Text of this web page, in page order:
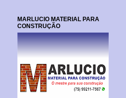
MARLUCIO MATERIAL PARA
CONSTRUÇÃO